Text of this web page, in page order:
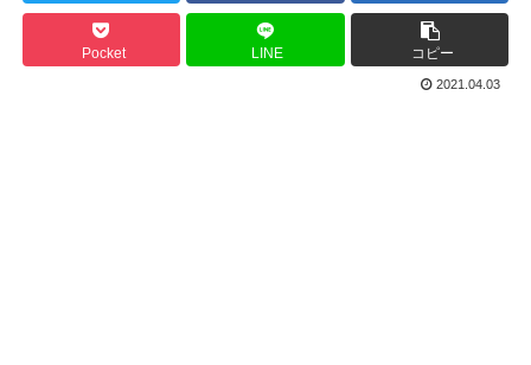
Pocket LINE コピー
2021.04.03